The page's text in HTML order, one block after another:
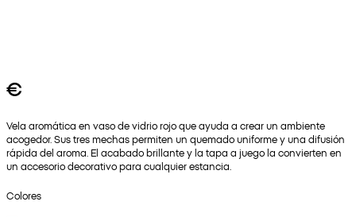
€
Vela aromática en vaso de vidrio rojo que ayuda a crear un ambiente
acogedor. Sus tres mechas permiten un quemado uniforme y una difusión
rápida del aroma. El acabado brillante y la tapa a juego la convierten en
un accesorio decorativo para cualquier estancia.
Colores